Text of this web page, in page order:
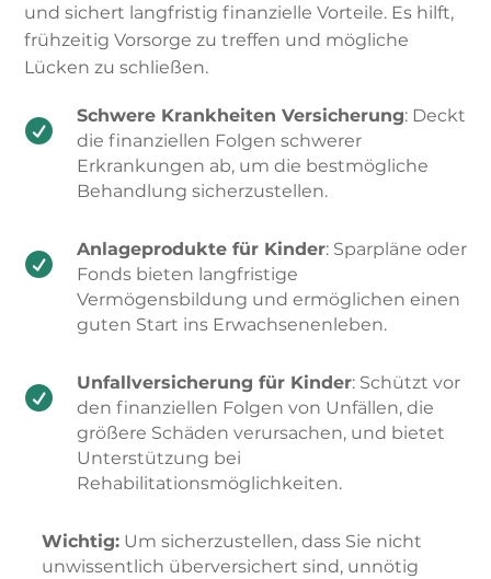
und sichert langfristig finanzielle Vorteile. Es hilft,
frühzeitig Vorsorge zu treffen und mögliche
Lücken zu schließen.

Schwere Krankheiten Versicherung: Deckt
die finanziellen Folgen schwerer
Erkrankungen ab, um die bestmögliche
Behandlung sicherzustellen.

Anlageprodukte für Kinder: Sparpläne oder
Fonds bieten langfristige
Vermögensbildung und ermöglichen einen
guten Start ins Erwachsenenleben.

Unfallversicherung für Kinder: Schützt vor
den finanziellen Folgen von Unfällen, die
größere Schäden verursachen, und bietet
Unterstützung bei
Rehabilitationsmöglichkeiten.
Wichtig:Um sicherzustellen, dass Sie nicht
unwissentlich überversichert sind, unnötig